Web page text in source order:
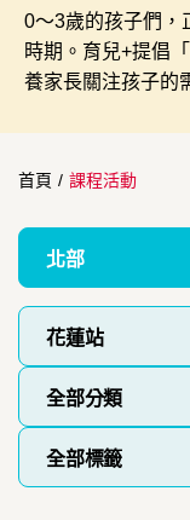
0～3歲的孩子們，
時期。育兒+提倡
養家長關注孩子的
首頁 / 課程活動
北部
花蓮站
全部分類
全部標籤